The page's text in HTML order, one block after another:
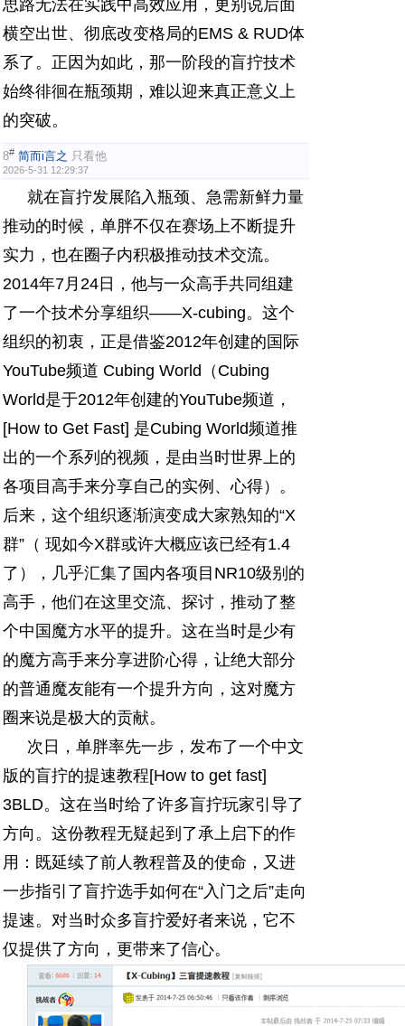
思路无法在实践中高效应用，更别说后面
横空出世、彻底改变格局的EMS & RUD体
系了。正因为如此，那一阶段的盲拧技术
始终徘徊在瓶颈期，难以迎来真正意义上
的突破。
8# 简而i言之 只看他
2026-5-31 12:29:37
就在盲拧发展陷入瓶颈、急需新鲜力量
推动的时候，单胖不仅在赛场上不断提升
实力，也在圈子内积极推动技术交流。
2014年7月24日，他与一众高手共同组建
了一个技术分享组织——X-cubing。这个
组织的初衷，正是借鉴2012年创建的国际
YouTube频道 Cubing World（Cubing
World是于2012年创建的YouTube频道，
[How to Get Fast] 是Cubing World频道推
出的一个系列的视频，是由当时世界上的
各项目高手来分享自己的实例、心得）。
后来，这个组织逐渐演变成大家熟知的“X
群”（ 现如今X群或许大概应该已经有1.4
了），几乎汇集了国内各项目NR10级别的
高手，他们在这里交流、探讨，推动了整
个中国魔方水平的提升。这在当时是少有
的魔方高手来分享进阶心得，让绝大部分
的普通魔友能有一个提升方向，这对魔方
圈来说是极大的贡献。
次日，单胖率先一步，发布了一个中文
版的盲拧的提速教程[How to get fast]
3BLD。这在当时给了许多盲拧玩家引导了
方向。这份教程无疑起到了承上启下的作
用：既延续了前人教程普及的使命，又进
一步指引了盲拧选手如何在“入门之后”走向
提速。对当时众多盲拧爱好者来说，它不
仅提供了方向，更带来了信心。